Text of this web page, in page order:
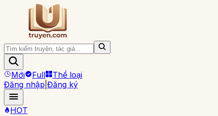
Mới Full
Thể loại
Đăng nhập Đăng ký
HOT